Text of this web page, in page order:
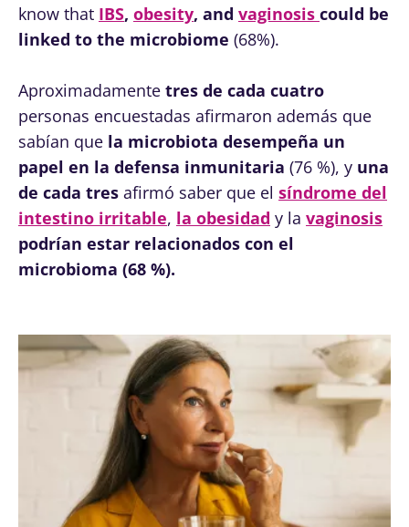
know that IBS, obesity, and vaginosis could be
linked to the microbiome (68%).
Aproximadamente tres de cada cuatro
personas encuestadas afirmaron además que
sabían que la microbiota desempeña un
papel en la defensa inmunitaria (76 %), y una
de cada tres afirmó saber que el síndrome del
intestino irritable, la obesidad y la vaginosis
podrían estar relacionados con el
microbioma (68 %).